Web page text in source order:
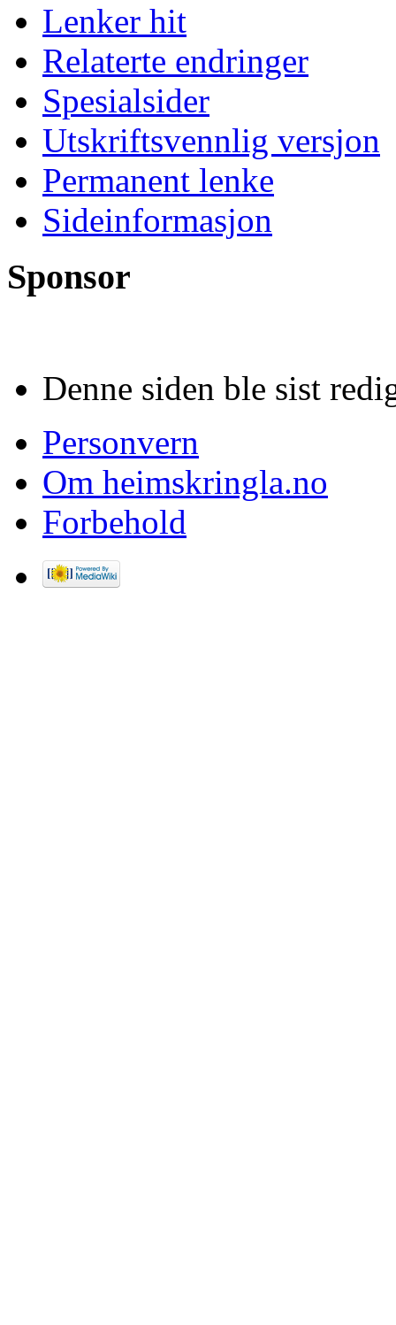
Lenker hit
Relaterte endringer
Spesialsider
Utskriftsvennlig versjon
Permanent lenke
Sideinformasjon
Sponsor
Denne siden ble sist
Personvern
Om heimskringla.no
Forbehold